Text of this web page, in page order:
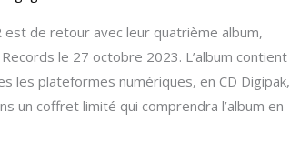
est de retour avec leur quatrième album,
le 27 octobre 2023. L’album contient
les plateformes numériques, en CD Digipak,
un coffret limité qui comprendra l’album en